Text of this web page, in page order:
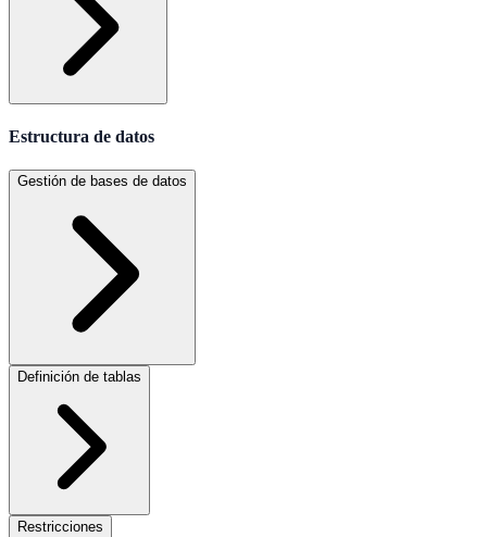
Estructura de datos
Gestión de bases de datos
Definición de tablas
Restricciones